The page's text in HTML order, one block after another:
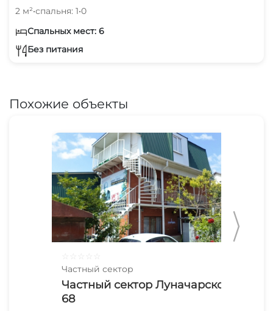
2 м²•спальня: 1•0
Спальных мест: 6
Без питания
Похожие объекты
Частный сектор
Частный сектор Луначарского
68